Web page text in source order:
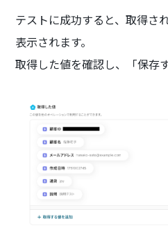
テストに成功すると、取得さ
表示されます。
取得した値を確認し、「保存